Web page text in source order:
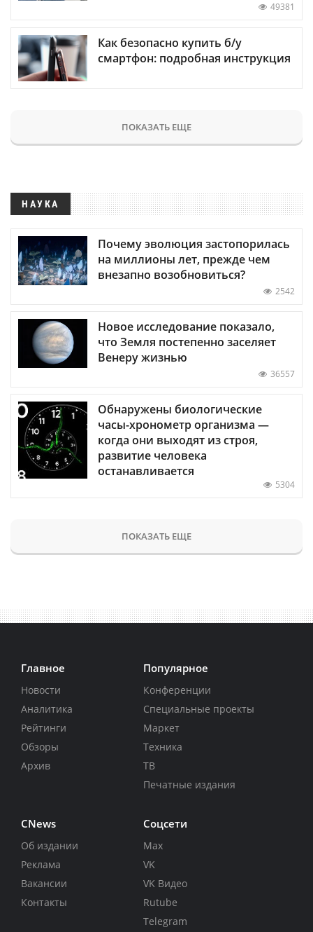
49381
Как безопасно купить б/у
смартфон: подробная инструкция
ПОКАЗАТЬ ЕЩЕ
НАУКА
Почему эволюция застопорилась
на миллионы лет, прежде чем
внезапно возобновиться?
2542
Новое исследование показало,
что Земля постепенно заселяет
Венеру жизнью
36557
Обнаружены биологические
часы-хронометр организма —
когда они выходят из строя,
развитие человека
останавливается
5304
ПОКАЗАТЬ ЕЩЕ
Главное
Новости
Аналитика
Рейтинги
Обзоры
Архив
Популярное
Конференции
Специальные проекты
Маркет
Техника
ТВ
Печатные издания
CNews
Об издании
Реклама
Вакансии
Контакты
Соцсети
Max
VK
VK Видео
Rutube
Telegram